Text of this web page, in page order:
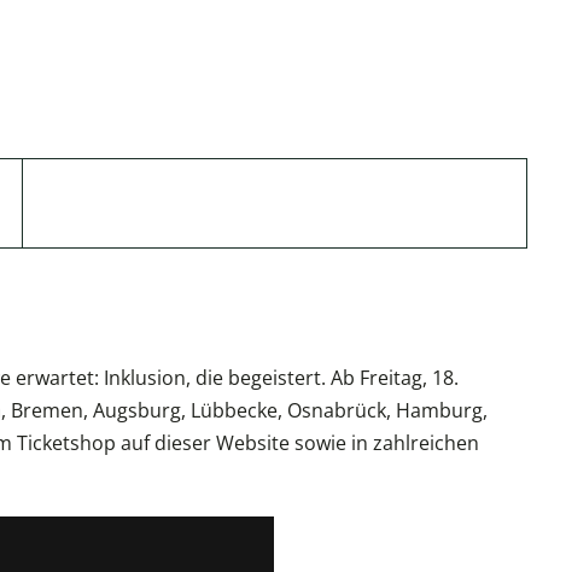
erwartet: Inklusion, die begeistert. Ab Freitag, 18.
Augsburg, Lübbecke, Osnabrück, Hamburg,
Ticketshop auf dieser Website sowie in zahlreichen